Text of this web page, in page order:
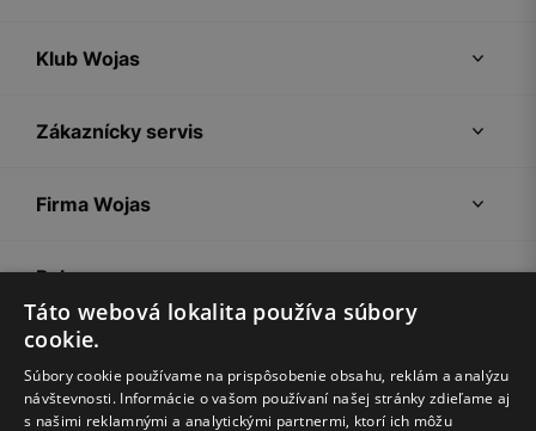
Klub Wojas
Zákaznícky servis
Firma Wojas
Pokyny
Táto webová lokalita používa súbory
cookie.
Súbory cookie používame na prispôsobenie obsahu, reklám a analýzu
návštevnosti. Informácie o vašom používaní našej stránky zdieľame aj
s našimi reklamnými a analytickými partnermi, ktorí ich môžu